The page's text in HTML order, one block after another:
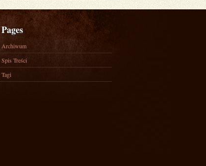
Pages
Archiwum
Spis Treści
Tagi